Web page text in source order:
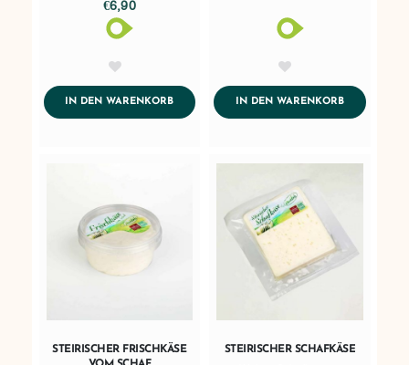
€6,90
IN DEN WARENKORBADDTOCART IN DEN WARENKORBADDTOCART
STEIRISCHER FRISCHKÄSE
STEIRISCHER SCHAFKÄSE